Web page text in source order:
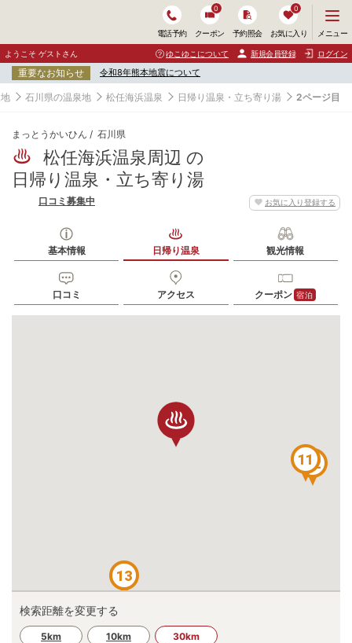
電話予約 クーポン
0
予約照会 お気に入り
0
ニ
ュ
ー
開
く
メニュー
ようこそ ゲストさん ゆこゆこについて 新規会員登録 ログイン
重要なお知らせ 令和8年熊本地震について
石川県の温泉地 松任海浜温泉 日帰り温泉・立ち寄り湯 2ページ目
まっとうかいひん 石川県
松任海浜温泉周辺 の
日帰り温泉・立ち寄り湯
お気に入り登録する
口コミ募集中
基本情報 日帰り温泉 観光情報
口コミ アクセス クーポン 宿泊
1112
13
検索距離を変更する
5km 10km 30km